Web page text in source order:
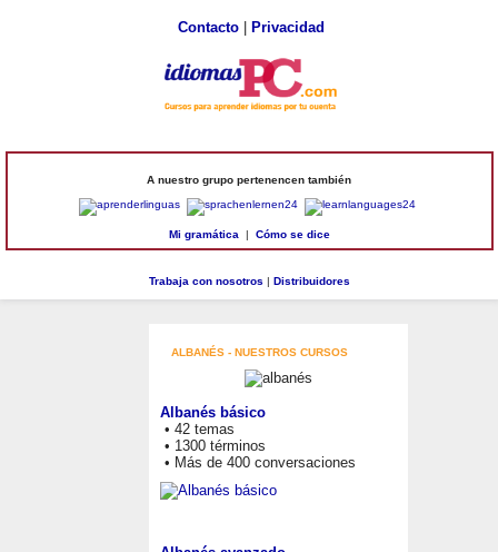
Contacto| Privacidad
A nuestro grupo pertenencen también
Mi gramática| Cómo se dice
Trabaja con nosotros Distribuidores
ALBANÉS - NUESTROS CURSOS
Albanés básico
• 42 temas
• 1300 términos
• Más de 400 conversaciones